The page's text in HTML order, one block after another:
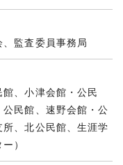
監査委員事務局
、小津会館・公民
民館、速野会館・公
、北公民館、生涯学
）